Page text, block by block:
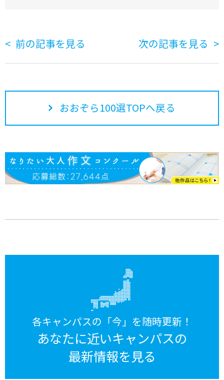
前の記事を見る 次の記事を見る
おおぞら100選TOPへ戻る
各キャンパスの「今」を随時更新！
あなたに近いキャンパスの
最新情報を見る